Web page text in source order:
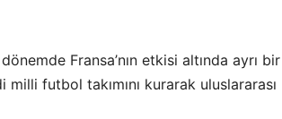
Fransa’nın etkisi altında ayrı bir
futbol takımını kurarak uluslararası